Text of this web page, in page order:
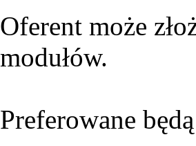
Oferent może
modułów.
Preferowane